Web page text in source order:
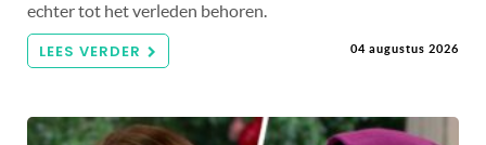
echter tot het verleden behoren.
LEES VERDER 04 augustus 2026